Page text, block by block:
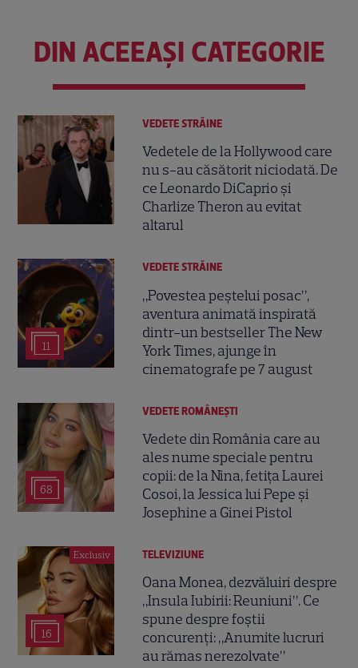
DIN ACEEAȘI CATEGORIE
VEDETE STRĂINE
Vedetele de la Hollywood care
nu s-au căsătorit niciodată. De
ce Leonardo DiCaprio și
Charlize Theron au evitat
altarul
11
VEDETE STRĂINE
„Povestea peștelui posac”,
aventura animată inspirată
dintr-un bestseller The New
York Times, ajunge în
cinematografe pe 7 august
68
VEDETE ROMÂNEŞTI
Vedete din România care au
ales nume speciale pentru
copii: de la Nina, fetița Laurei
Cosoi, la Jessica lui Pepe și
Josephine a Ginei Pistol
Exclusiv
16
TELEVIZIUNE
Oana Monea, dezvăluiri despre
„Insula Iubirii: Reuniuni”. Ce
spune despre foștii
concurenți: „Anumite lucruri
au rămas nerezolvate”